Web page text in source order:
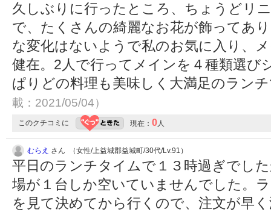
久しぶりに行ったところ、ちょうどリ
で、たくさんの綺麗なお花が飾ってあ
な変化はないようで私のお気に入り、
健在。2人で行ってメインを４種類選び
ぱりどの料理も美味しく大満足のラン
載：2021/05/04）
このクチコミに 現在： 0人
むらえ さん （女性/上益城郡益城町/30代/Lv.91）
平日のランチタイムで１３時過ぎでし
場が１台しか空いていませんでした。
を見て決めてから行くので、注文が早